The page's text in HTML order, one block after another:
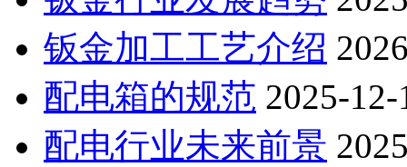
钣金加工工艺介绍
配电箱的规范 2025-12-
配电行业未来前景